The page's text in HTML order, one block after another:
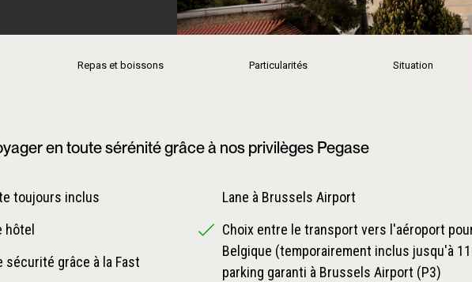
de 18 trous situés à
Repas et boissons Particularités Situation
en toute sérénité grâce à nos privilèges Pegase
toujours inclus
grâce à la Fast
Lane à Brussels Airport
Choix entre le transport vers l'aéroport
Belgique (temporairement inclus jusqu'à
parking garanti à Brussels Airport (P3)